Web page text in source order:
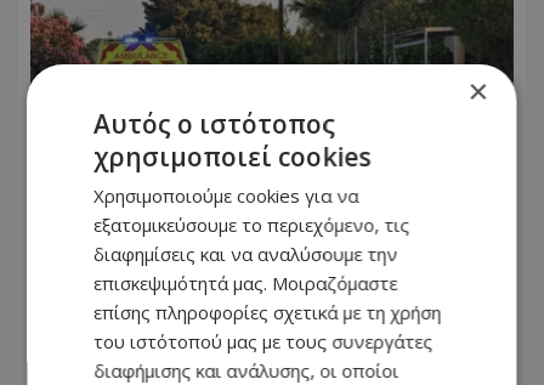
Τραγωδία στην Ξυλοφάγου:
Παραμένει υπό κράτηση ο πατέρας
των δύο παιδιών – Απορρίφθηκε το
αίτημα για εγγύηση
×
Αυτός ο ιστότοπος
χρησιμοποιεί cookies
Χρησιμοποιούμε cookies για να
εξατομικεύσουμε το περιεχόμενο, τις
διαφημίσεις και να αναλύσουμε την
επισκεψιμότητά μας. Μοιραζόμαστε
επίσης πληροφορίες σχετικά με τη χρήση
του ιστότοπού μας με τους συνεργάτες
διαφήμισης και ανάλυσης, οι οποίοι